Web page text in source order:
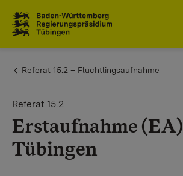
You are here:
Referat 15.2 – Flüchtlingsaufnahme
Referat 15.2
Erstaufnahme (EA)
Tübingen